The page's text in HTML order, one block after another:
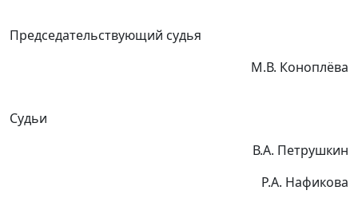
Председательствующий судья
М.В. Коноплёва
Судьи
В.А. Петрушкин
Р.А. Нафикова